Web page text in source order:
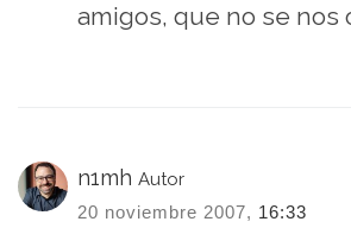
amigos, que no se nos
n1mh Autor
20 noviembre 2007, 16:33